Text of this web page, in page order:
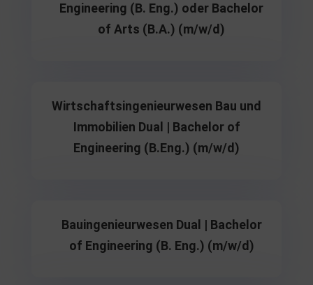
Engineering (B. Eng.) oder Bachelor
of Arts (B.A.) (m/w/d)
Wirtschaftsingenieurwesen Bau und
Immobilien Dual | Bachelor of
Engineering (B.Eng.) (m/w/d)
Bauingenieurwesen Dual | Bachelor
of Engineering (B. Eng.) (m/w/d)